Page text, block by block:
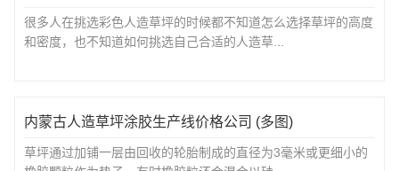
很多人在挑选彩色人造草坪的时候都不知道怎么选择草坪的高度
和密度，也不知道如何挑选自己合适的人造草...
内蒙古人造草坪涂胶生产线价格公司 (多图)
草坪通过加铺一层由回收的轮胎制成的直径为3毫米或更细小的